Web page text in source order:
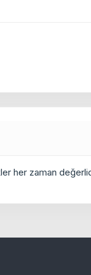
her zaman